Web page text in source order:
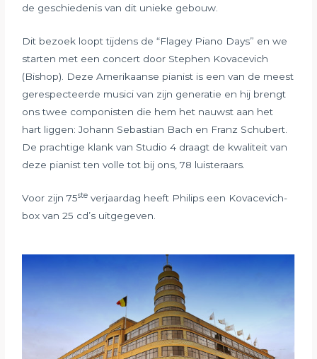
de geschiedenis van dit unieke gebouw.
Dit bezoek loopt tijdens de “Flagey Piano Days” en we
starten met een concert door Stephen Kovacevich
(Bishop). Deze Amerikaanse pianist is een van de meest
gerespecteerde musici van zijn generatie en hij brengt
ons twee componisten die hem het nauwst aan het
hart liggen: Johann Sebastian Bach en Franz Schubert.
De prachtige klank van Studio 4 draagt de kwaliteit van
deze pianist ten volle tot bij ons, 78 luisteraars.
Voor zijn 75ste verjaardag heeft Philips een Kovacevich-
box van 25 cd’s uitgegeven.